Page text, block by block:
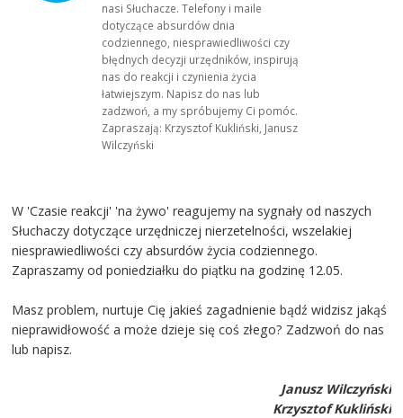
nasi Słuchacze. Telefony i maile
dotyczące absurdów dnia
codziennego, niesprawiedliwości czy
błędnych decyzji urzędników, inspirują
nas do reakcji i czynienia życia
łatwiejszym. Napisz do nas lub
zadzwoń, a my spróbujemy Ci pomóc.
Zapraszają: Krzysztof Kukliński, Janusz
Wilczyński
W 'Czasie reakcji' 'na żywo' reagujemy na sygnały od naszych
Słuchaczy dotyczące urzędniczej nierzetelności, wszelakiej
niesprawiedliwości czy absurdów życia codziennego.
Zapraszamy od poniedziałku do piątku na godzinę 12.05.
Masz problem, nurtuje Cię jakieś zagadnienie bądź widzisz jakąś
nieprawidłowość a może dzieje się coś złego? Zadzwoń do nas
lub napisz.
Janusz Wilczyński
Krzysztof Kukliński